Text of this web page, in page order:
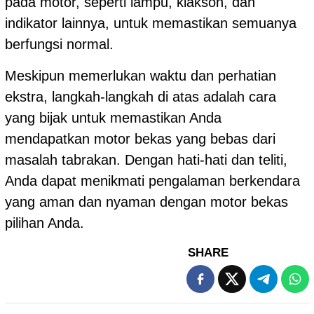
indikator lainnya, untuk memastikan semuanya
berfungsi normal.
Meskipun memerlukan waktu dan perhatian
ekstra, langkah-langkah di atas adalah cara
yang bijak untuk memastikan Anda
mendapatkan motor bekas yang bebas dari
masalah tabrakan. Dengan hati-hati dan teliti,
Anda dapat menikmati pengalaman berkendara
yang aman dan nyaman dengan motor bekas
pilihan Anda.
SHARE